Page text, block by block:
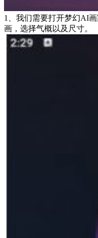
1、我们需要打开梦幻AI
画，选择气概以及尺寸。